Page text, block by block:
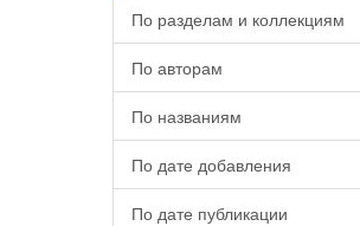
По разделам и коллекциям
По авторам
По названиям
По дате добавления
По дате публикации